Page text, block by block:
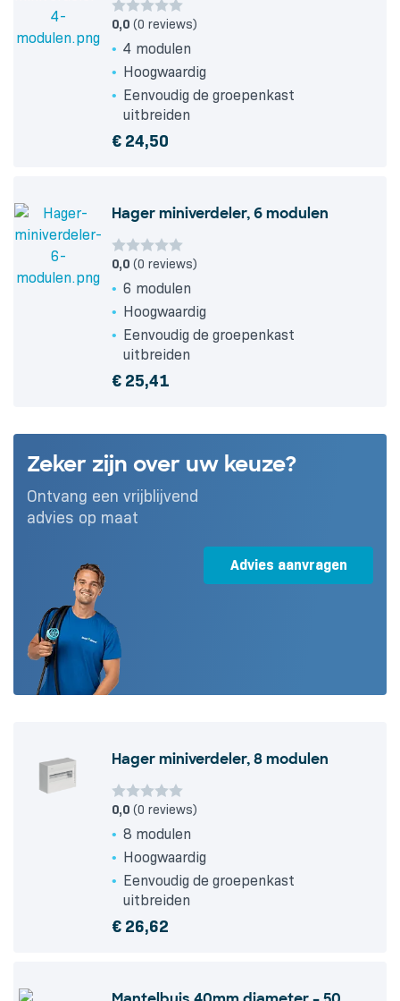
0,0 (0 reviews)
4 modulen
Hoogwaardig
Eenvoudig de groepenkast
uitbreiden
€ 24,50
Hager miniverdeler, 6 modulen
0,0 (0 reviews)
6 modulen
Hoogwaardig
Eenvoudig de groepenkast
uitbreiden
€ 25,41
Zeker zijn over uw keuze?
Ontvang een vrijblijvend
advies op maat
Advies aanvragen
Hager miniverdeler, 8 modulen
0,0 (0 reviews)
8 modulen
Hoogwaardig
Eenvoudig de groepenkast
uitbreiden
€ 26,62